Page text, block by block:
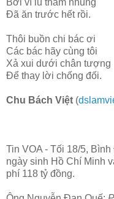
Bởi vì lũ tham nhũng
Đã ăn trước hết rồi.
Thôi buồn chi bác ơi
Các bác hãy cùng tôi
Xả xui dưới chân tượng
Để thay lời chống đối.
Chu Bách Việt (
Tin VOA - Tối 18/5,
ngày sinh Hồ Chí Minh
phí 118 tỷ đồng.